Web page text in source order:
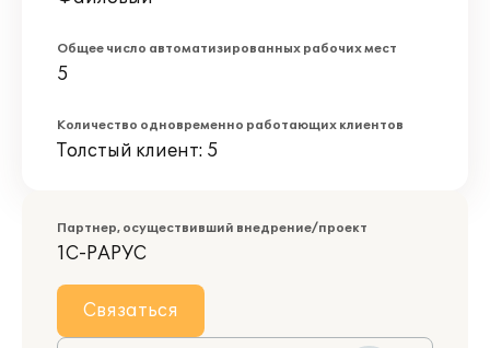
Общее число автоматизированных рабочих мест
5
Количество одновременно работающих клиентов
Толстый клиент: 5
Партнер, осуществивший внедрение/проект
1С-РАРУС
Связаться